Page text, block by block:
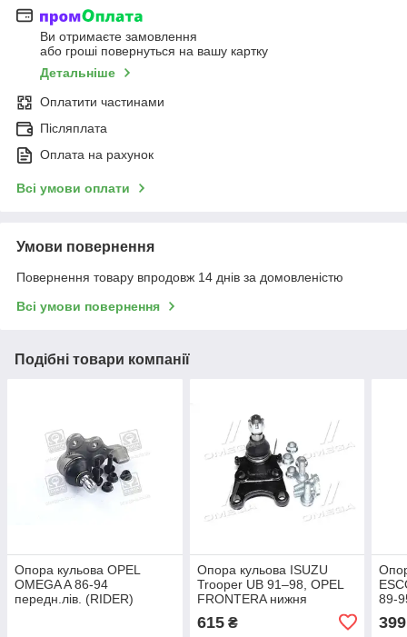
Ви отримаєте замовлення
або гроші повернуться на вашу картку
Детальніше
Оплатити частинами
Післяплата
Оплата на рахунок
Всі умови оплати
Умови повернення
Повернення товару впродовж 14 днів за домовленістю
Всі умови повернення
Подібні товари компанії
Опора кульова OPEL
OMEGA A 86-94
передн.лів. (RIDER)
Опора кульова ISUZU
Trooper UB 91–98, OPEL
FRONTERA нижня
615₴
89-
399